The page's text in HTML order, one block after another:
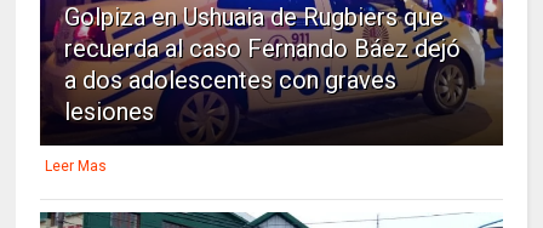
Golpiza en Ushuaia de Rugbiers que
recuerda al caso Fernando Báez dejó
a dos adolescentes con graves
lesiones
Leer Mas